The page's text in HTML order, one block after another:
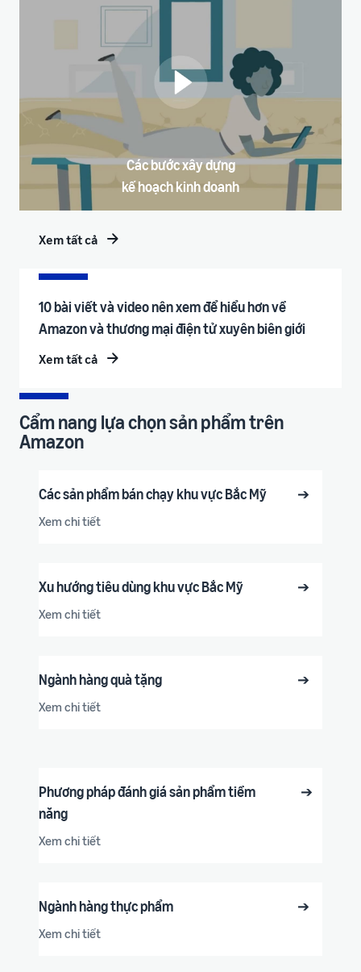
Các bước xây dựng
kế hoạch kinh doanh
Xem tất cả
10 bài viết và video nên xem để hiểu hơn về
Amazon và thương mại điện tử xuyên biên giới
Xem tất cả
Cẩm nang lựa chọn sản phẩm trên
Amazon
Các sản phẩm bán chạy khu vực Bắc Mỹ
Xem chi tiết
➔
Xu hướng tiêu dùng khu vực Bắc Mỹ
Xem chi tiết
➔
Ngành hàng quà tặng
Xem chi tiết
➔
Phương pháp đánh giá sản phẩm tiềm
năng
Xem chi tiết
➔
Ngành hàng thực phẩm
Xem chi tiết
➔